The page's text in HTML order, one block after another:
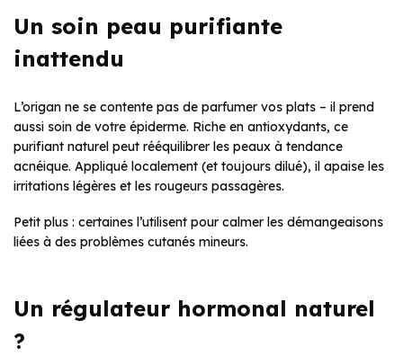
Un soin peau purifiante
inattendu
L’origan ne se contente pas de parfumer vos plats – il prend
aussi soin de votre épiderme. Riche en antioxydants, ce
purifiant naturel peut rééquilibrer les peaux à tendance
acnéique. Appliqué localement (et toujours dilué), il apaise les
irritations légères et les rougeurs passagères.
Petit plus : certaines l’utilisent pour calmer les démangeaisons
liées à des problèmes cutanés mineurs.
Un régulateur hormonal naturel
?